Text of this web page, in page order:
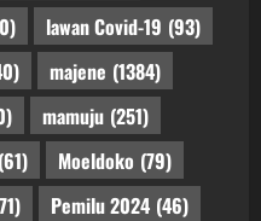
lawan Covid-19 (93)
majene (1384)
mamuju (251)
(61) Moeldoko (79)
Pemilu 2024 (46)